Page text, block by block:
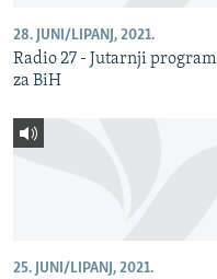
28. JUNI/LIPANJ, 2021.
Radio 27 - Jutarnji program
za BiH
25. JUNI/LIPANJ, 2021.